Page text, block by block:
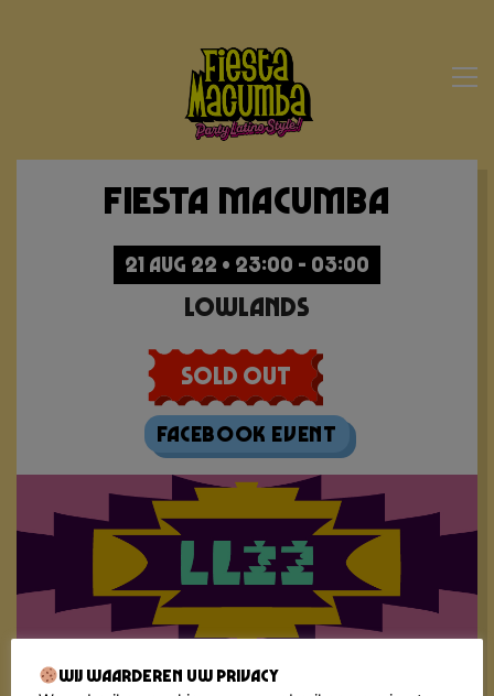
Fiesta Macumba
21 AUG 22 • 23:00 - 03:00
Lowlands
Sold Out
Facebook Event
Fiesta Macumba maakt al jaren door heel Nederland
Wij waarderen uw privacy